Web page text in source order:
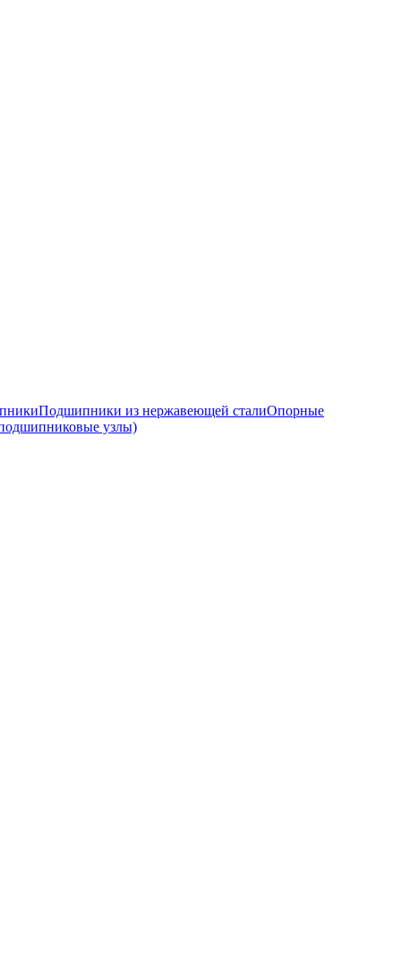
Подшипники из нержавеющей сталиОпорные
узлы)